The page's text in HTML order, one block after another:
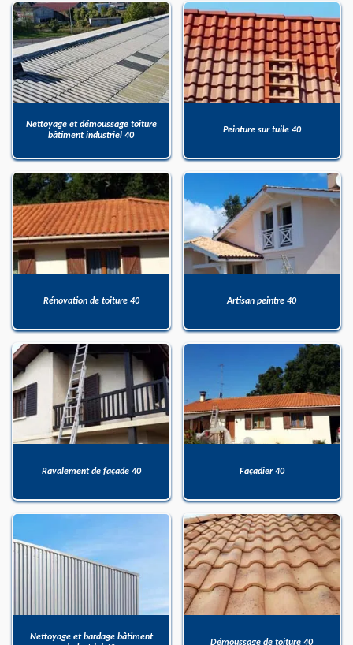
Nettoyage et démoussage toiture
bâtiment industriel 40
Peinture sur tuile 40
Rénovation de toiture 40 Artisan peintre 40
Ravalement de façade 40 Façadier 40
Nettoyage et bardage bâtiment
Démoussage de toiture 40